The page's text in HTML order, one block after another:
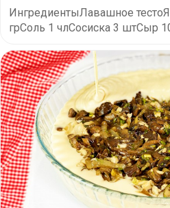
ИнгредиентыЛавашное
грСоль 1 члСосиска 3 штСыр